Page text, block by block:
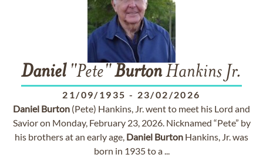
Daniel"Pete"BurtonHankins Jr.
21/09/1935 - 23/02/2026
Daniel Burton (Pete) Hankins, Jr. went to meet his Lord and
Savior on Monday, February 23, 2026. Nicknamed “Pete” by
his brothers at an early age, Daniel Burton Hankins, Jr. was
born in 1935 to a ...